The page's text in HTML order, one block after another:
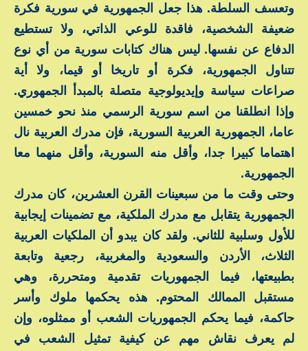
وتعسف السلطة. هذا جعل الجمهورية في سورية فكرة
ضعيفة الشخصية، فاقدة للوعي الذاتي، ولا تستطيع
الدفاع عن نفسها. ليس هناك كتابات سورية من أي نوع
تتناول الجمهورية، فكرة أو تاريخا أو قيما، ولا أية
صراعات سياسة وإيديولوجية متصلة بالمبدأ الجمهوري.
وإذا انطلقنا من اسم سورية الرسمي منذ نحو خمسين
عاما، الجمهورية العربية السورية، فإن مدرك العربية نال
اهتماما كبيرا جدا، وأقل منه السورية، وأقل منهما معا
الجمهورية.
وحتى وقت ما من سبعينات القرن العشرين، كان مدرك
الجمهورية يتقابل مع مدرك الملكية، مع تضمينات إيجابية
للأول وسلبية للثاني. ولقد كان يبدو أن الملكيات العربية
الثلاث، الأردن والسعودية والمغربية، رجعية وتابعة
بطبيعتها، فيما الجمهوريات تقدمية ومتحررة، وهي
مستقبل الممالك المحتوم. هذه يحكمها ملوك وأسر
حاكمة، فيما يحكم الجمهوريات الشعب أو ممثلوه، وإن
لم يعرف نقاش مهم عن كيفية تمثيل الشعب في